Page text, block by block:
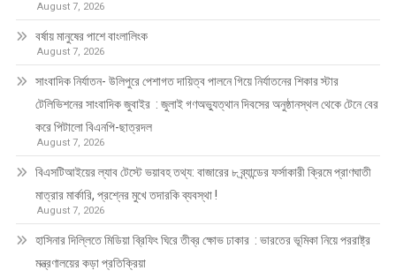
August 7, 2026
বর্ষায় মানুষের পাশে বাংলালিংক
August 7, 2026
সাংবাদিক নির্যাতন- উলিপুরে পেশাগত দায়িত্ব পালনে গিয়ে নির্যাতনের শিকার স্টার
টেলিভিশনের সাংবাদিক জুবাইর : জুলাই গণঅভ্যুত্থান দিবসের অনুষ্ঠানস্থল থেকে টেনে বের
করে পিটালো বিএনপি-ছাত্রদল
August 7, 2026
বিএসটিআইয়ের ল্যাব টেস্টে ভয়াবহ তথ্য: বাজারের ৮ ব্র্যান্ডের ফর্সাকারী ক্রিমে প্রাণঘাতী
মাত্রার মার্কারি, প্রশ্নের মুখে তদারকি ব্যবস্থা !
August 7, 2026
হাসিনার দিল্লিতে মিডিয়া ব্রিফিং ঘিরে তীব্র ক্ষোভ ঢাকার : ভারতের ভূমিকা নিয়ে পররাষ্ট্র
মন্ত্রণালয়ের কড়া প্রতিক্রিয়া